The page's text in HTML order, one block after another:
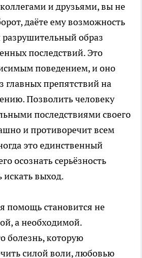
и друзьями, вы не
даёте ему возможность
разрушительный образ
последствий. Это
поведением, и оно
главных препятствий на
Позволить человеку
последствиями своего
и противоречит всем
это единственный
осознать серьёзность
искать выход.
помощь становится не
а необходимой.
болезнь, которую
силой воли, любовью